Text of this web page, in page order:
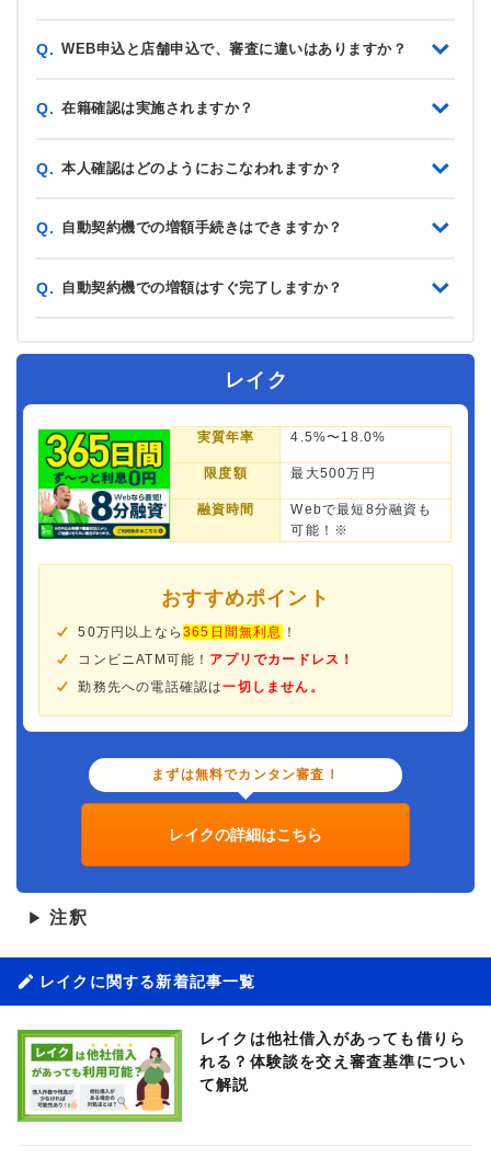
Q. WEB申込と店舗申込で、審査に違いはありますか？
Q. 在籍確認は実施されますか？
Q. 本人確認はどのようにおこなわれますか？
Q. 自動契約機での増額手続きはできますか？
Q. 自動契約機での増額はすぐ完了しますか？
レイク
実質年率 4.5%〜18.0%
限度額 最大500万円
融資時間
Webで最短8分融資も
可能！※
おすすめポイント
50万円以上なら365日間無利息
！
コンビニATM可能！ アプリでカードレス！
勤務先への電話確認は一切しません。
まずは無料でカンタン審査！
レイクの詳細はこちら
▶ 注釈
レイクに関する新着記事一覧
レイクは他社借入があっても借りら
れる？体験談を交え審査基準につい
て解説